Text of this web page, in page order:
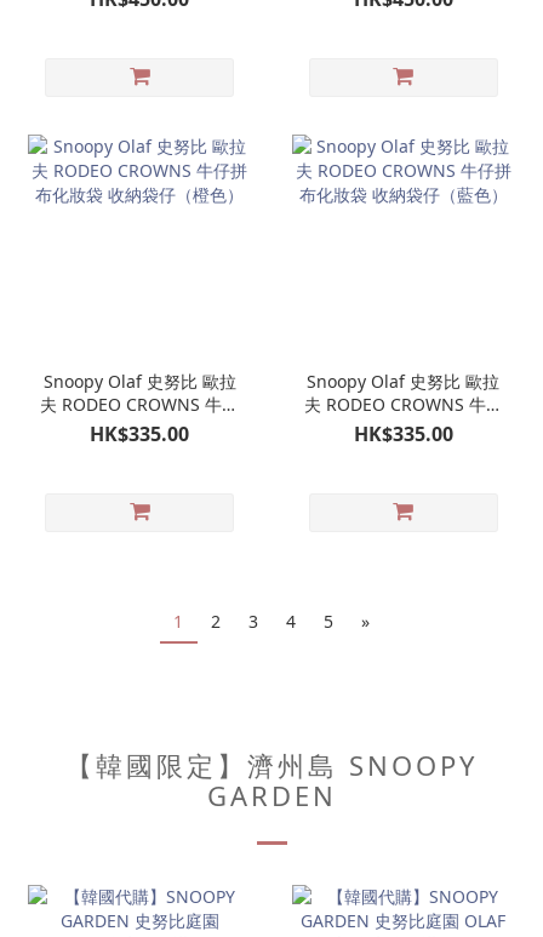
單肩包（米色）
Snoopy Olaf 史努比 歐拉
夫 RODEO CROWNS 牛仔
拼布化妝袋 收納袋仔（橙
色）
HK$335.00
Snoopy Olaf 史努比 歐拉
夫 RODEO CROWNS 牛仔
拼布化妝袋 收納袋仔（藍
色）
HK$335.00
1 2 3 4 5 »
【韓國限定】濟州島 SNOOPY
GARDEN